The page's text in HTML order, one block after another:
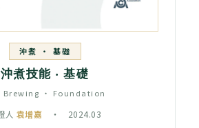
沖煮 ‧ 基礎
沖煮技能 ‧ 基礎
Brewing ‧ Foundation
人 袁增嘉 ‧ 2024.03